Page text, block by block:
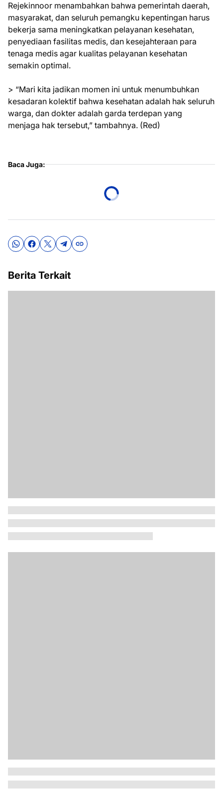
Rejekinnoor menambahkan bahwa pemerintah daerah,
masyarakat, dan seluruh pemangku kepentingan harus
bekerja sama meningkatkan pelayanan kesehatan,
penyediaan fasilitas medis, dan kesejahteraan para
tenaga medis agar kualitas pelayanan kesehatan
semakin optimal.
> “Mari kita jadikan momen ini untuk menumbuhkan
kesadaran kolektif bahwa kesehatan adalah hak seluruh
warga, dan dokter adalah garda terdepan yang
menjaga hak tersebut,” tambahnya. (Red)
Baca Juga:
Berita Terkait